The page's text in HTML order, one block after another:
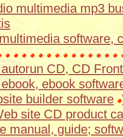
multimedia mp3
software,
CD, CD
ebook
builder software
site CD product
manual, guide;